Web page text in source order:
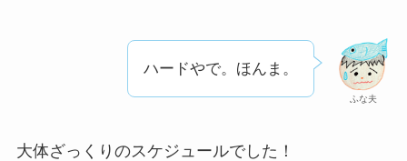
ふな夫
ハードやで。ほんま。
大体ざっくりのスケジュールでした！